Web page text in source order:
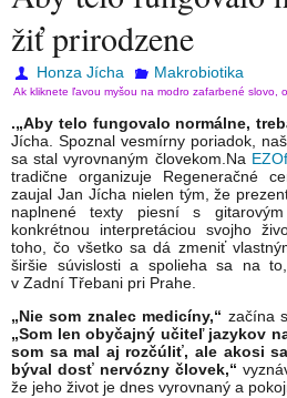
žiť prirodzene
Honza Jícha Makrobiotika
Ak kliknete ľavou myšou na modro zafarbené slovo,
.„Aby telo fungovalo normálne,
Jícha. Spoznal vesmírny poriadok,
sa stal vyrovnaným človekom.Na
tradične organizuje Regeneračné
zaujal Jan Jícha nielen tým, že
naplnené texty piesní s
konkrétnou interpretáciou svojho
toho, čo všetko sa dá zmeniť
širšie súvislosti a spolieha sa na
v Zadní Třebani pri Prahe.
„Nie som znalec medicíny,“ začína
„Som len obyčajný učiteľ jazykov
som sa mal aj rozčúliť, ale akosi
býval dosť nervózny človek,“
že jeho život je dnes vyrovnaný a